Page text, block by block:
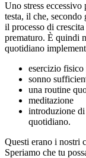
Uno stress
testa, il che,
il processo di
prematuro. È quindi
quotidiano
esercizio
sonno
una routine
meditazione
introduzione
quotidiano.
Questi erano i nostri
Speriamo che tu